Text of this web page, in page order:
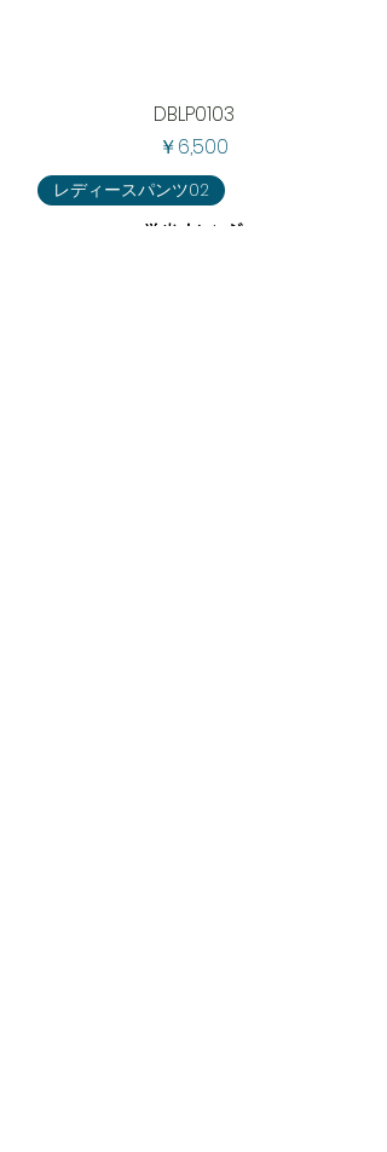
DBLP0103
価格
￥6,500
レディースパンツ02